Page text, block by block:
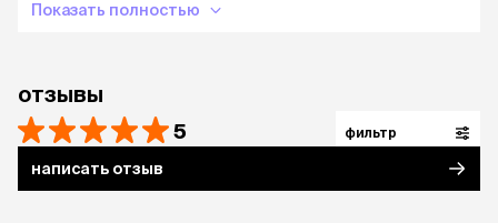
Показать полностью
отзывы
5 фильтр
написать отзыв